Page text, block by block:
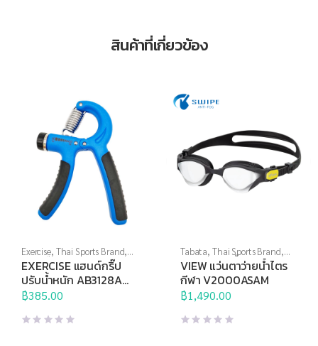
สินค้าที่เกี่ยวข้อง
Exercise, Thai Sports Brand,
บริหารมือ,อุปกรณ์บริหารกาย
อุปกรณ์เพื่อสุขภาพ
EXERCISE แฮนด์กริ๊ป
ปรับน้ำหนัก AB3128A
10-40 กก.
฿385.00
Tabata, Thai Sports Brand,
View,กีฬาทางน้ำ,แว่นตาว่าย
น้ำ,แว่นตาว่ายน้ำแข่งขัน
VIEW แว่นตาว่ายน้ำไตร
กีฬา V2000ASAM
฿1,490.00